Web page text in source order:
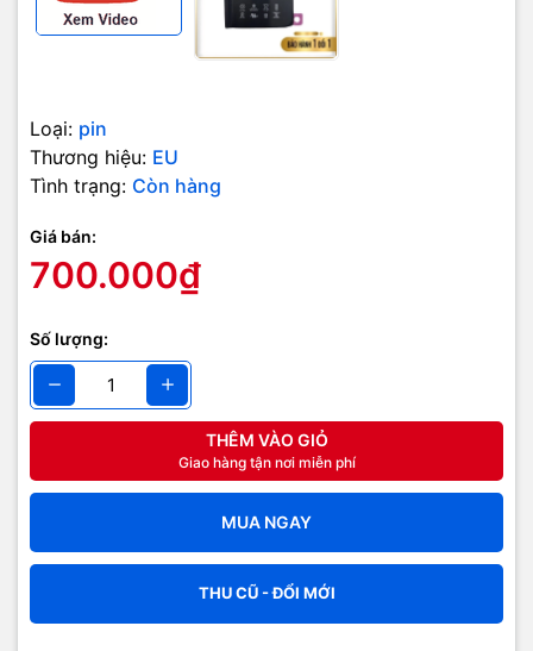
Loại: pin
Thương hiệu: EU
Tình trạng: Còn hàng
Giá bán:
700.000₫
Số lượng:
THÊM VÀO GIỎ
Giao hàng tận nơi miễn phí
MUA NGAY
THU CŨ - ĐỔI MỚI